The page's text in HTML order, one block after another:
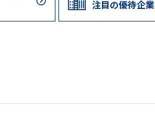
注目の優待企業